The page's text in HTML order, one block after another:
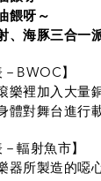
餵呀～
、海豚三合一
BWOC】
樂裡加入大量
體對舞台進行
輻射魚市】
器所製造的噁